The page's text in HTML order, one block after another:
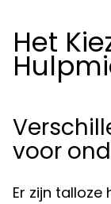
Het
voor
Er zijn